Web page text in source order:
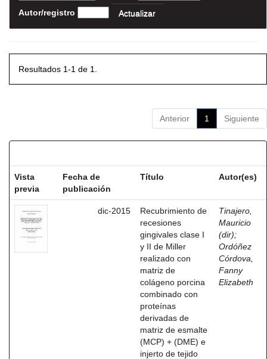
Autor/registro
Resultados 1-1 de 1.
Anterior 1 Siguiente
Vista
previa
Fecha de
publicación
Título Autor(es)
dic-2015
Recubrimiento de
recesiones
gingivales clase I
y II de Miller
realizado con
matriz de
colágeno porcina
combinado con
proteínas
derivadas de
matriz de esmalte
(MCP) + (DME) e
injerto de tejido
Tinajero,
Mauricio
(dir);
Ordóñez
Córdova,
Fanny
Elizabeth